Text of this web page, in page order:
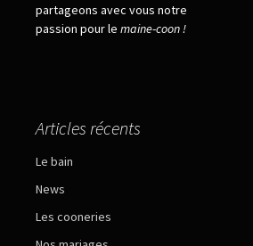
partageons avec vous notre
passion pour le maine-coon !
Articles récents
Le bain
News
Les cooneries